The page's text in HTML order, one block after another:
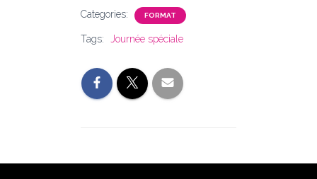
Categories: FORMAT
Tags: Journée spéciale